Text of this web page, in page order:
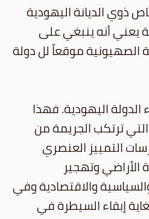
ذوي الديانة اليهودية
يعني أنه ينبغي على
الصهيونية موقعاً لل دولة
اليهودية. فهذا
ترتكب الجريمة من
التمييز العنصري
وتهجير
والاقتصادية وفي
إبقاء السيطرة في